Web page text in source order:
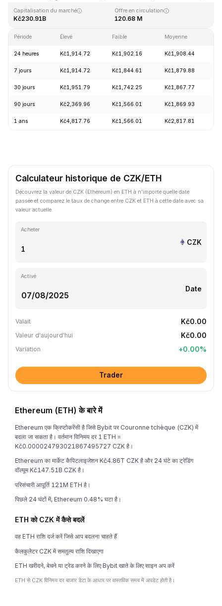
Capitalisation du marché
Kč230.91B
Offre en circulation
120.68 M
Période Élevé Faible Moyenne
24 heures Kč1,914.72 Kč1,902.16 Kč1,908.44
7 jours Kč1,914.72 Kč1,844.61 Kč1,879.88
30 jours Kč1,951.79 Kč1,742.25 Kč1,867.77
90 jours Kč2,369.96 Kč1,566.01 Kč1,869.93
1 ans Kč4,817.76 Kč1,566.01 Kč2,817.81
Calculateur historique de CZK/ETH
Découvrez la valeur de CZK (Ethereum) en ETH à n'importe quelle date
passée et comparez le taux de change entre CZK et ETH à cette date avec sa
valeur actuelle.
Acheter
CZK
Activé
Date
Valait Kč0.00
Valeur d'aujourd'hui Kč0.00
Variation +0.00%
Trader
Ethereum (ETH) के बारे में
Ethereum एक क्रिप्टोकरेंसी है जिसे Bybit पर Couronne tchèque (CZK) में
बदला जा सकता है। वर्तमान विनिमय दर 1 ETH =
Kč0.000024793021867495727 CZK है।
Ethereum का मार्केट कैपिटलाइजेशन Kč4.86T CZK है और 24 घंटे का ट्रेडिंग
वॉल्यूम Kč147.51B CZK है।
परिसंचारी आपूर्ति 121M ETH है।
पिछले 24 घंटों में, Ethereum 0.48% घटा है।
ETH को CZK में कैसे बदलें
वह ETH राशि दर्ज करें जिसे आप बदलना चाहते हैं
कैलकुलेटर CZK में समतुल्य राशि दिखाएगा
ETH खरीदने, बेचने या ट्रेड करने के लिए Bybit खाते के लिए साइन अप करें
ETH से CZK विनिमय दर बाजार डेटा के आधार पर वास्तविक समय में अपडेट होती है।